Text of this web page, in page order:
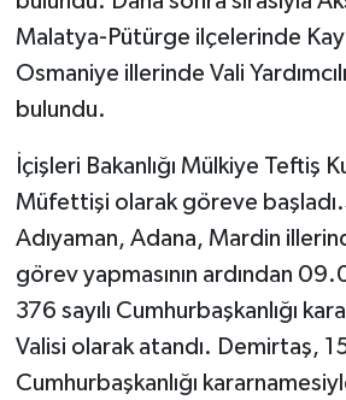
Malatya-Pütürge ilçelerinde
Osmaniye illerinde Vali
bulundu.
İçişleri Bakanlığı Mülkiye Teftiş
Müfettişi olarak göreve
Adıyaman, Adana, Mardin
görev yapmasının ardından
376 sayılı Cumhurbaşkanlığı
Valisi olarak atandı. Demirtaş,
Cumhurbaşkanlığı